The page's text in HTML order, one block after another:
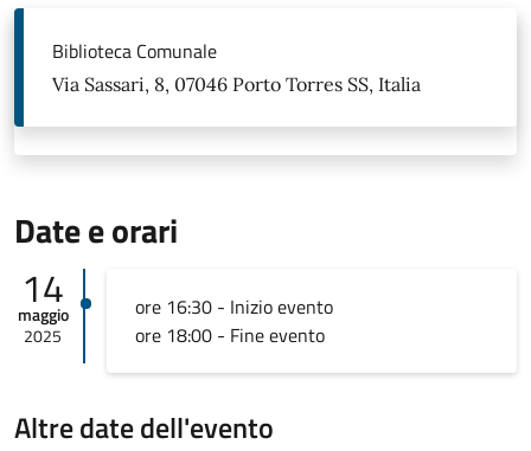
Biblioteca Comunale
Via Sassari, 8, 07046 Porto Torres SS, Italia
Date e orari
14
maggio
2025
ore 16:30 - Inizio evento
ore 18:00 - Fine evento
Altre date dell'evento